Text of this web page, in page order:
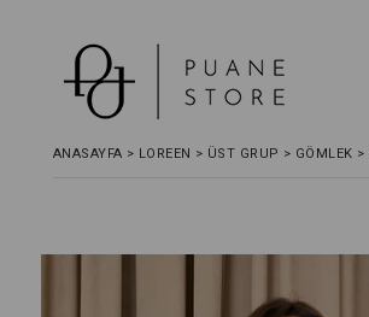
ANASAYFA > LOREEN > ÜST GRUP > GÖMLEK >